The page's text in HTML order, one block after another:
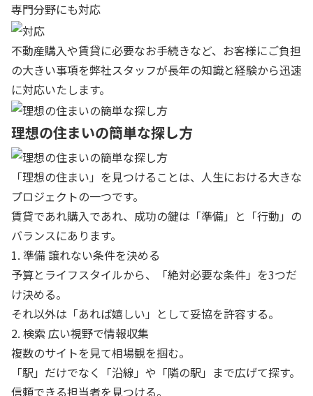
専門分野にも対応
不動産購入や賃貸に必要なお手続きなど、お客様にご負担
の大きい事項を弊社スタッフが長年の知識と経験から迅速
に対応いたします。
理想の住まいの簡単な探し方
「理想の住まい」を見つけることは、人生における大きな
プロジェクトの一つです。
賃貸であれ購入であれ、成功の鍵は「準備」と「行動」の
バランスにあります。
1. 準備 譲れない条件を決める
予算とライフスタイルから、「絶対必要な条件」を3つだ
け決める。
それ以外は「あれば嬉しい」として妥協を許容する。
2. 検索 広い視野で情報収集
複数のサイトを見て相場観を掴む。
「駅」だけでなく「沿線」や「隣の駅」まで広げて探す。
信頼できる担当者を見つける。